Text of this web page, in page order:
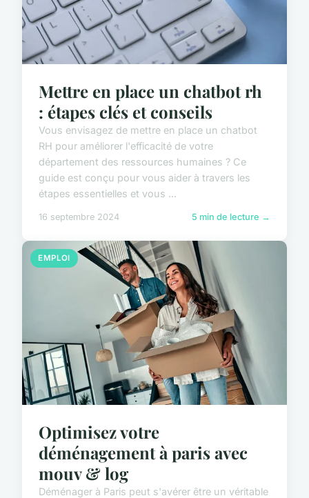
Mettre en place un chatbot rh
: étapes clés et conseils
Vous envisagez de mettre en place un chatbot
RH pour améliorer l'efficacité de votre
département des ressources humaines ? Ce
guide est conçu pour vous aider à travers les
étapes essentielles et vous ...
16 septembre 2024 5 min de lecture →
EMPLOI
Optimisez votre
déménagement à paris avec
mouv & log
Déménager à Paris peut s'avérer être un véritable